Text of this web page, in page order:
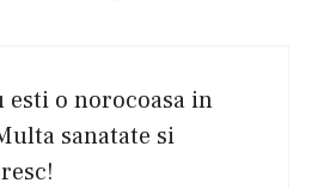
esti o norocoasa in
sanatate si